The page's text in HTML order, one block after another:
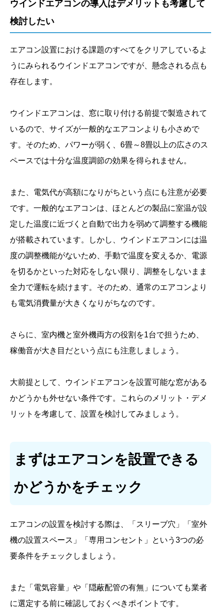
ウインドエアコンの導入はデメリットも考慮して
検討したい
エアコン設置における課題のすべてをクリアしているよ
うにみられるウインドエアコンですが、懸念される点も
存在します。
ウインドエアコンは、窓に取り付ける前提で製造されて
いるので、サイズが一般的なエアコンよりも小さめで
す。そのため、パワーが弱く、6畳～8畳以上の広さのス
ペースでは十分な温度調節の効果を得られません。
また、電気代が高額になりがちという点にも注意が必要
です。一般的なエアコンは、ほとんどの製品に室温が設
定した温度に近づくと自動で出力を弱めて調整する機能
が搭載されています。しかし、ウインドエアコンには温
度の調整機能がないため、手動で温度を変えるか、電源
を切るかといった対応をしない限り、調整をしないまま
全力で運転を続けます。そのため、通常のエアコンより
も電気消費量が大きくなりがちなのです。
さらに、室内機と室外機両方の役割を1台で担うため、
稼働音が大き目だという点にも注意しましょう。
大前提として、ウインドエアコンを設置可能な窓がある
かどうかも外せない条件です。これらのメリット・デメ
リットを考慮して、設置を検討してみましょう。
まずはエアコンを設置できる
かどうかをチェック
エアコンの設置を検討する際は、「スリーブ穴」「室外
機の設置スペース」「専用コンセント」という3つの必
要条件をチェックしましょう。
また「電気容量」や「隠蔽配管の有無」についても業者
に選定する前に確認しておくべきポイントです。